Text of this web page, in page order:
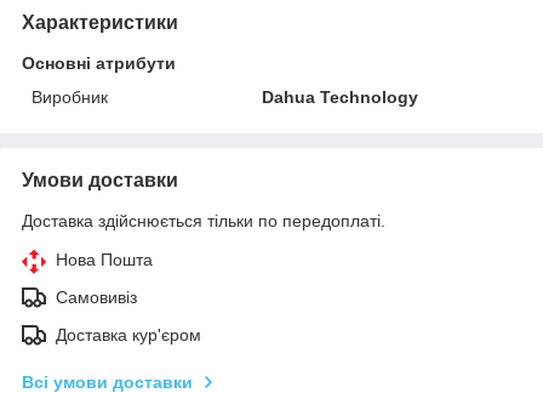
Характеристики
Основні атрибути
Виробник
Dahua Technology
Умови доставки
Доставка здійснюється тільки по передоплаті.
Нова Пошта
Самовивіз
Доставка кур'єром
Всі умови доставки